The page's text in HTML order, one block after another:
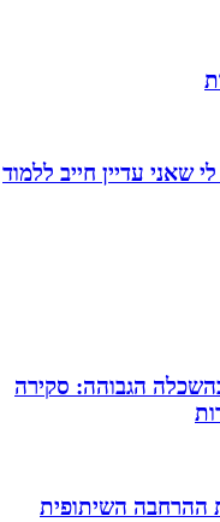
שאני עדיין חייב ללמוד
הגבוהה: סקירה
ההרחבה השיתופית